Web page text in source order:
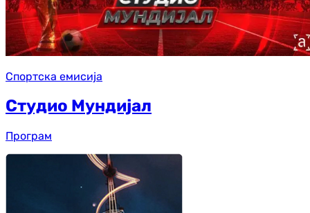
Спортска емисија
Студио Мундијал
Програм